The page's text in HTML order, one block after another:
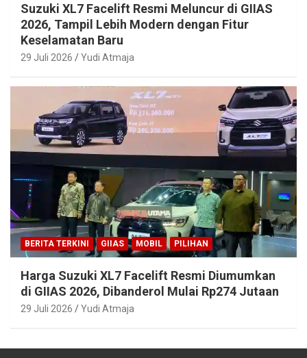
Suzuki XL7 Facelift Resmi Meluncur di GIIAS
2026, Tampil Lebih Modern dengan Fitur
Keselamatan Baru
29 Juli 2026 Yudi Atmaja
BERITA TERKINI GIIAS MOBIL PILIHAN
Harga Suzuki XL7 Facelift Resmi Diumumkan
di GIIAS 2026, Dibanderol Mulai Rp274 Jutaan
29 Juli 2026 Yudi Atmaja